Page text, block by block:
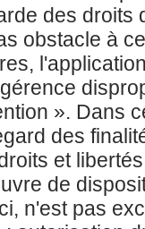
des droits
obstacle à
». Dans
des
et
de
n'est pas